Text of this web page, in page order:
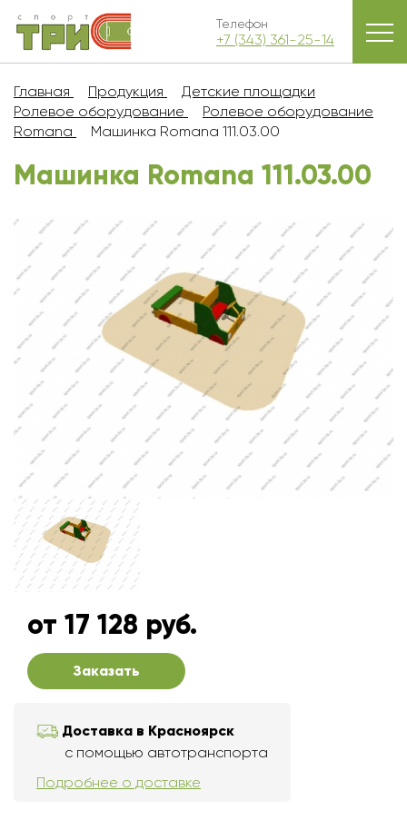
Телефон
+7 (343) 361-25-14
Главная Продукция
Детские площадки
Ролевое оборудование
Ролевое оборудование
Romana
Машинка Romana 111.03.00
Машинка Romana 111.03.00
от 17 128 руб.
Заказать
Доставка в Красноярск
с помощью автотранспорта
Подробнее о доставке